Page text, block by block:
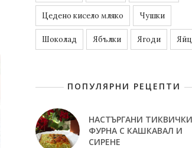
Цедено кисело мляко Чушки
Шоколад Ябълки Ягоди
ПОПУЛЯРНИ РЕЦЕПТИ
НАСТЪРГАНИ
ФУРНА С КАШКАВАЛ И
СИРЕНЕ